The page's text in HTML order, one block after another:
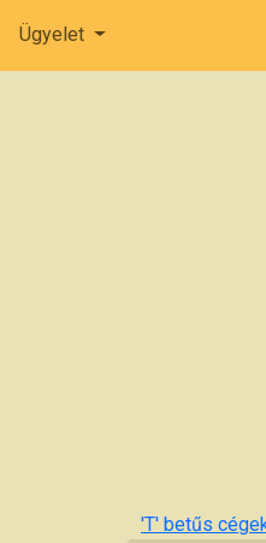
Ügyelet
'T' betűs